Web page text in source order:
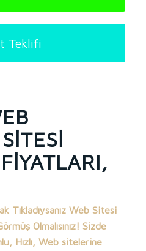
Teklifi
Tıkladıysanız Web Sitesi
Olmalısınız! Sizde
Hızlı, Web sitelerine